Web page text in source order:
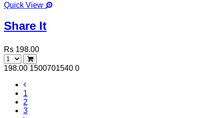
Quick View
Share It
Rs 198.00
198.00 1500701540 0
1
2
3